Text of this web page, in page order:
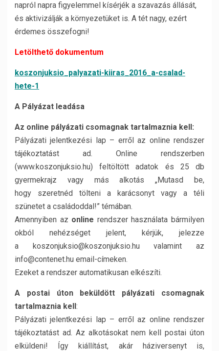
napról napra figyelemmel kísérjék a szavazás állását,
és aktivizálják a környezetüket is. A tét nagy, ezért
érdemes összefogni!
Letölthető dokumentum
koszonjuksio_palyazati-kiiras_2016_a-csalad-
hete-1
A Pályázat leadása
Az online pályázati csomagnak tartalmaznia kell:
Pályázati jelentkezési lap – erről az online rendszer
tájékoztatást ad. Online rendszerben
(www.koszonjuksio.hu) feltöltött adatok és 25 db
gyermekrajz vagy más alkotás „Mutasd be,
hogy szeretnéd tölteni a karácsonyt vagy a téli
szünetet a családoddal!” témában.
Amennyiben az online rendszer használata bármilyen
okból nehézséget jelent, kérjük, jelezze
a koszonjuksio@koszonjuksio.hu valamint az
info@contenet.hu email-címeken.
Ezeket a rendszer automatikusan elkészíti.
A postai úton beküldött pályázati csomagnak
tartalmaznia kell:
Pályázati jelentkezési lap – erről az online rendszer
tájékoztatást ad. Az alkotásokat nem kell postai úton
elküldeni! Így kiállítást, akár háziversenyt is,